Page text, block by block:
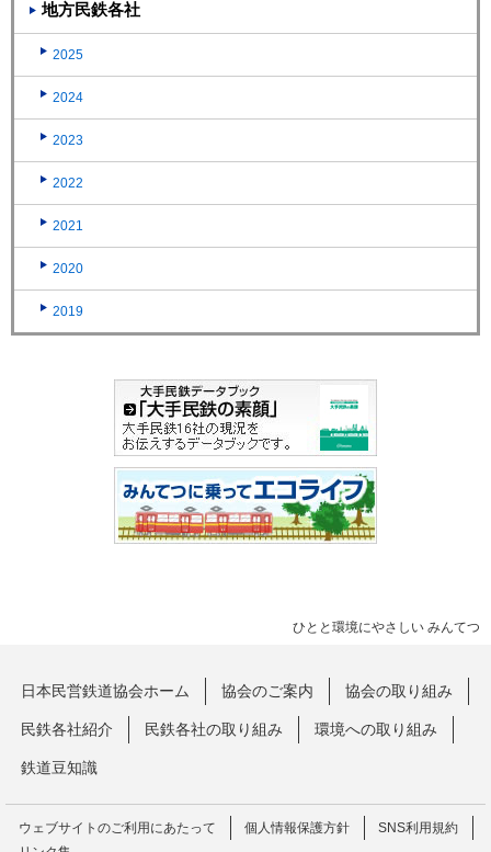
地方民鉄各社
2025
2024
2023
2022
2021
2020
2019
ひとと環境にやさしい みんてつ
日本民営鉄道協会ホーム 協会のご案内 協会の取り組み
民鉄各社紹介 民鉄各社の取り組み 環境への取り組み
鉄道豆知識
ウェブサイトのご利用にあたって 個人情報保護方針
SNS利用規約